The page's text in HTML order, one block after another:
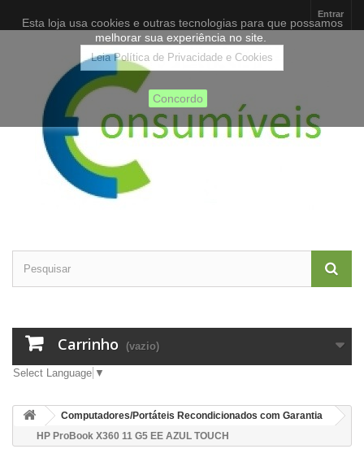
Entrar
Carrinho (vazio)
Select Language ▼
Computadores/Portáteis Recondicionados com Garantia
HP ProBook X360 11 G5 EE AZUL TOUCH
Esta loja usa cookies e outras tecnologias para que possamos
melhorar sua experiência no site.
Leia Política de Privacidade e Cookies
Concordo